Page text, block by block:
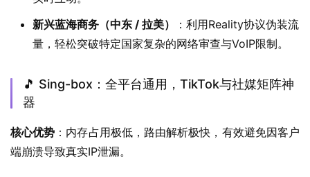
新兴蓝海商务（中东 / 拉美）
：利用Reality协议伪装流
量，轻松突破特定国家复杂的网络审查与VoIP限制。
🎵 Sing-box：全平台通用，TikTok与社媒矩阵神
器
核心优势 ：内存占用极低，路由解析极快，有效避免因客户
端崩溃导致真实IP泄漏。